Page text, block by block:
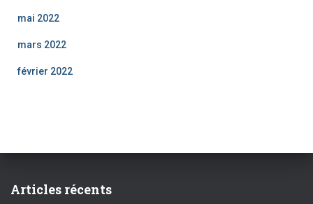
mai 2022
mars 2022
février 2022
Articles récents